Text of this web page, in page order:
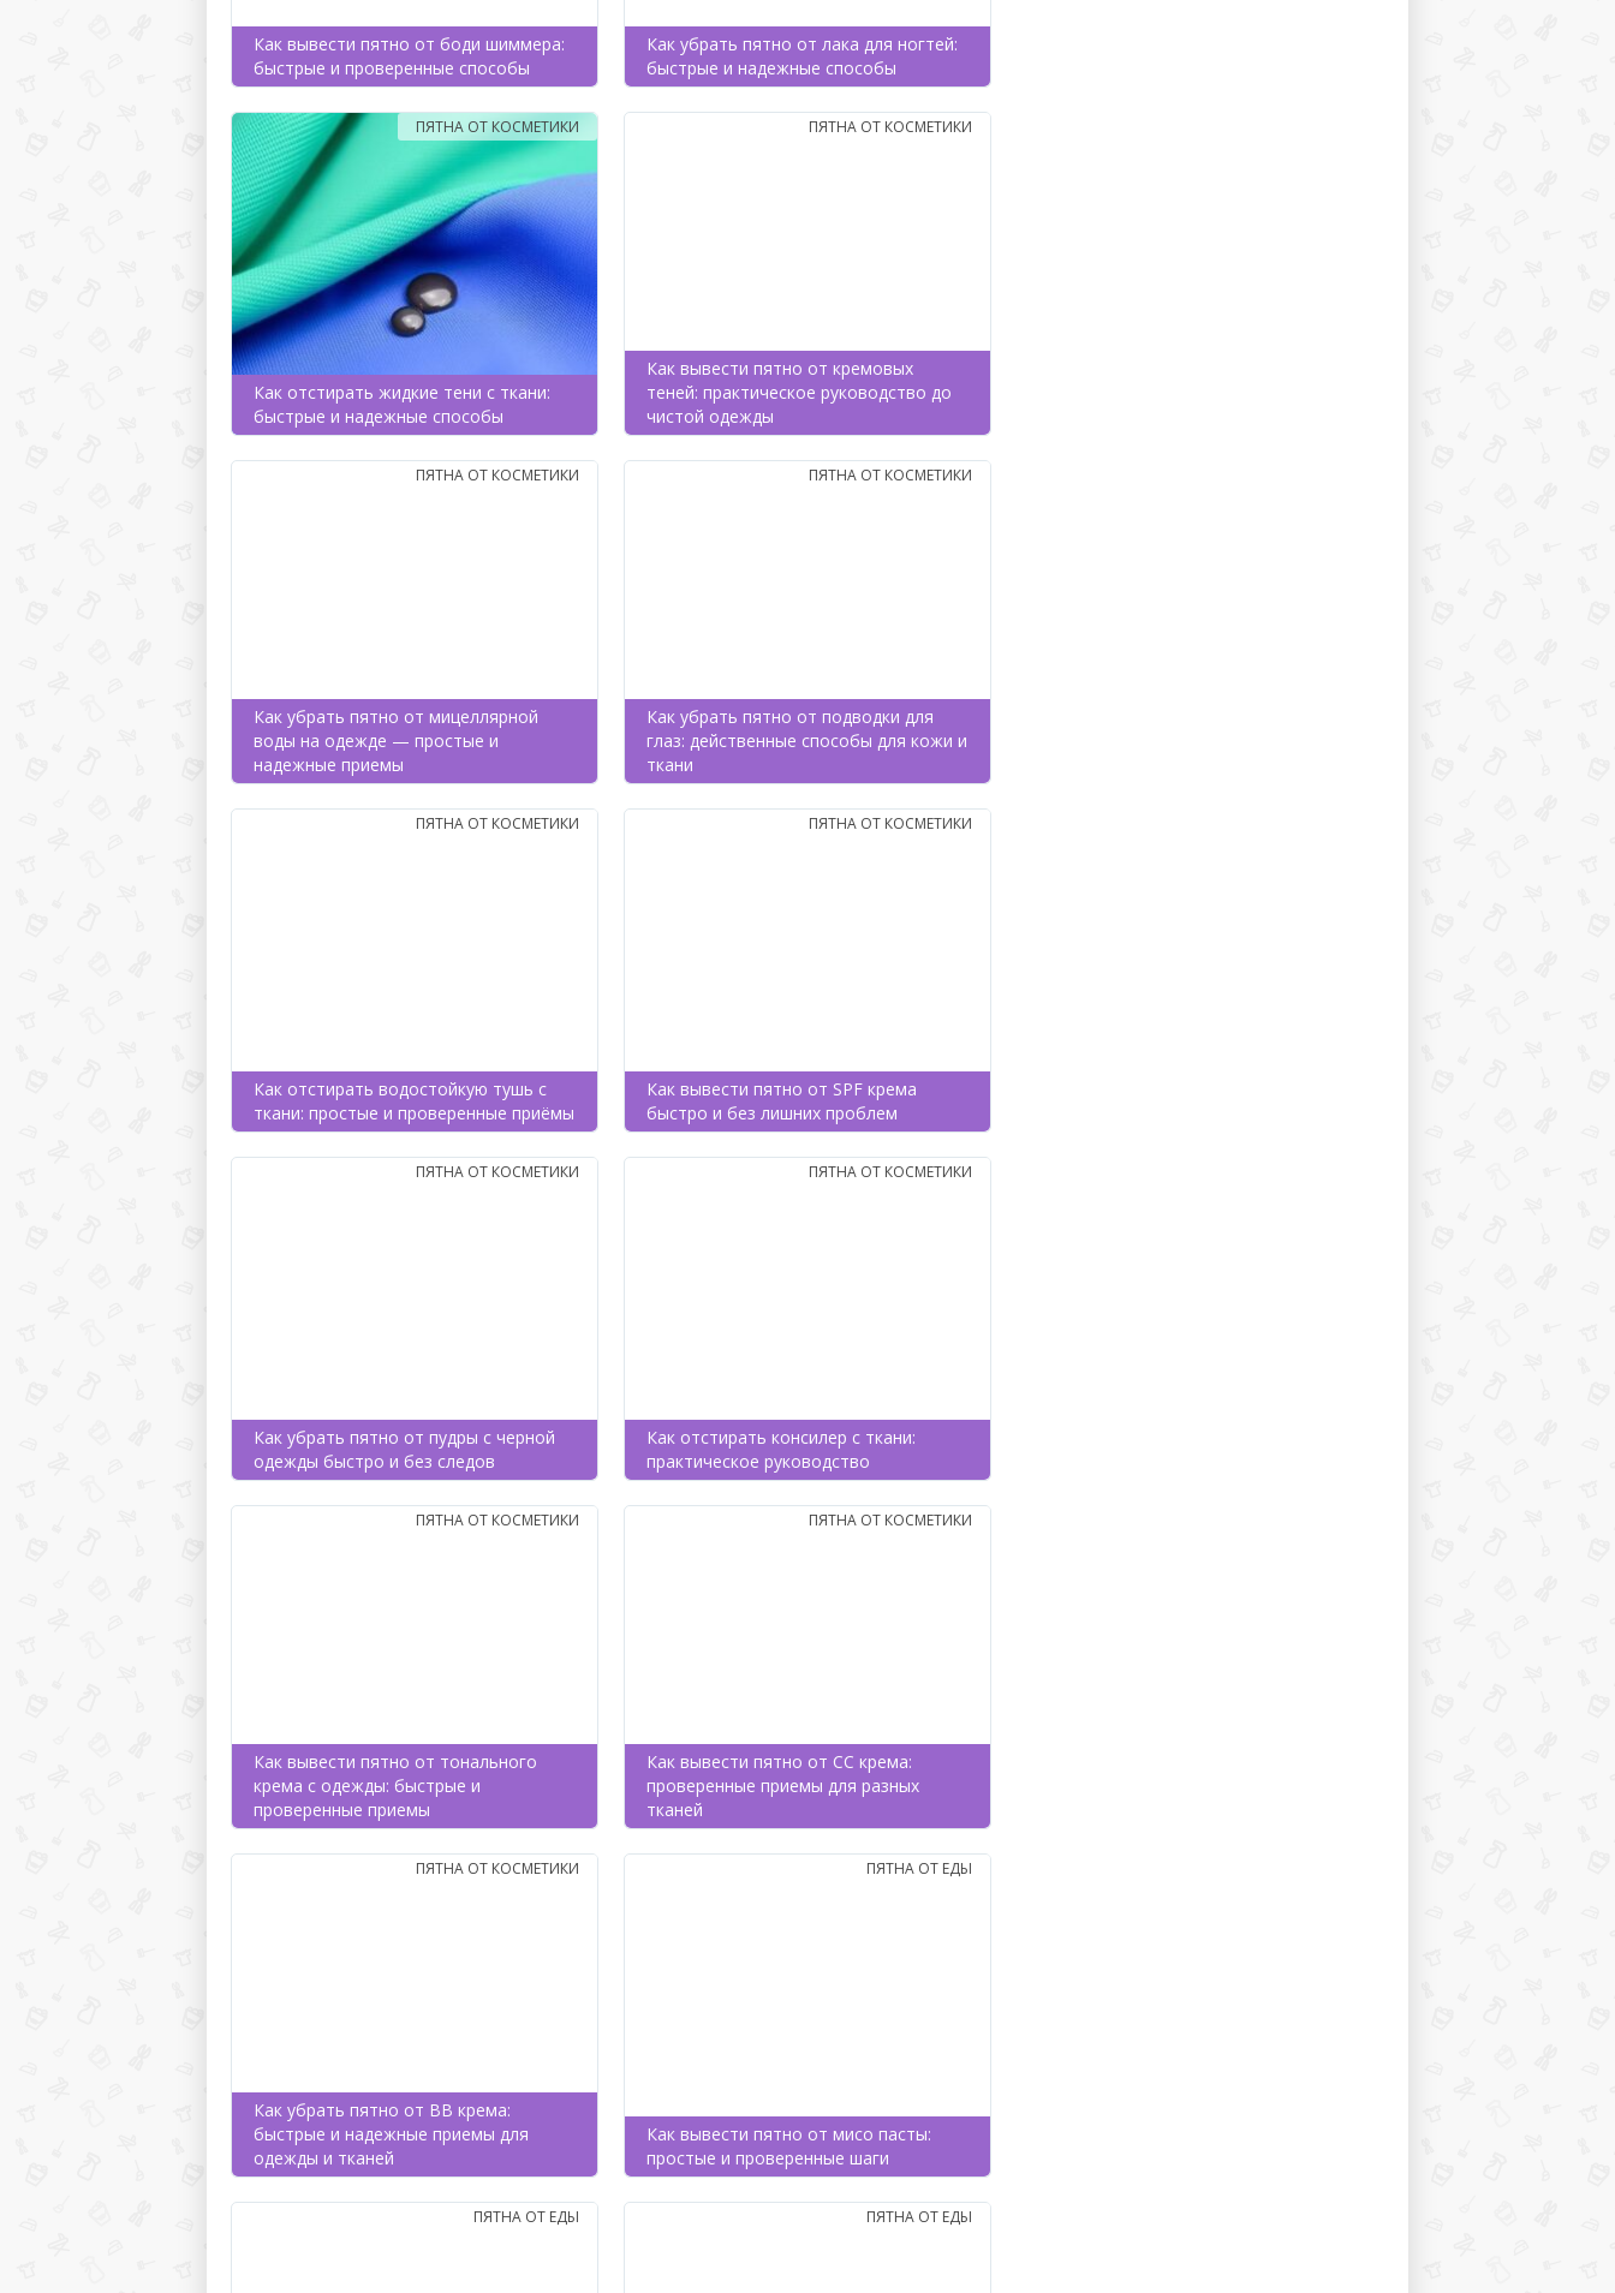
Как вывести пятно от боди шиммера:
быстрые и проверенные способы
Как убрать пятно от лака для ногтей:
быстрые и надежные способы
Как отстирать жидкие тени с ткани:
быстрые и надежные способы
ПЯТНА ОТ КОСМЕТИКИ
Как вывести пятно от кремовых
теней: практическое руководство до
чистой одежды
ПЯТНА ОТ КОСМЕТИКИ
Как убрать пятно от мицеллярной
воды на одежде — простые и
надежные приемы
ПЯТНА ОТ КОСМЕТИКИ
Как убрать пятно от подводки для
глаз: действенные способы для кожи и
ткани
ПЯТНА ОТ КОСМЕТИКИ
Как отстирать водостойкую тушь с
ткани: простые и проверенные приёмы
ПЯТНА ОТ КОСМЕТИКИ
Как вывести пятно от SPF крема
быстро и без лишних проблем
ПЯТНА ОТ КОСМЕТИКИ
Как убрать пятно от пудры с черной
одежды быстро и без следов
ПЯТНА ОТ КОСМЕТИКИ
Как отстирать консилер с ткани:
практическое руководство
ПЯТНА ОТ КОСМЕТИКИ
Как вывести пятно от тонального
крема с одежды: быстрые и
проверенные приемы
ПЯТНА ОТ КОСМЕТИКИ
Как вывести пятно от CC крема:
проверенные приемы для разных
тканей
ПЯТНА ОТ КОСМЕТИКИ
Как убрать пятно от BB крема:
быстрые и надежные приемы для
одежды и тканей
ПЯТНА ОТ КОСМЕТИКИ
Как вывести пятно от мисо пасты:
простые и проверенные шаги
ПЯТНА ОТ ЕДЫ
ПЯТНА ОТ ЕДЫ ПЯТНА ОТ ЕДЫ